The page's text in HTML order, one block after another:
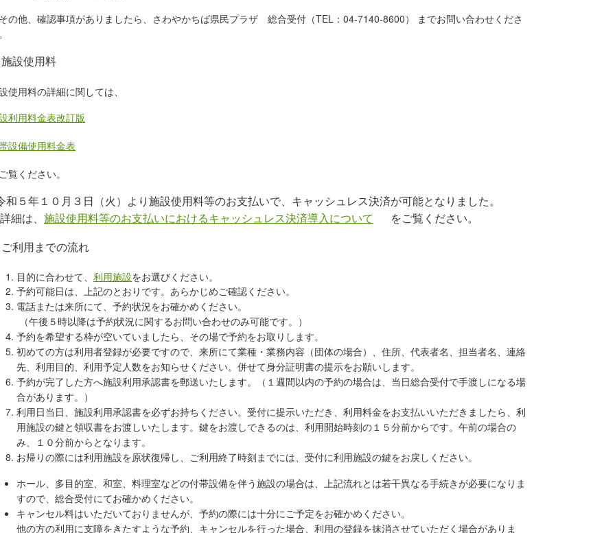
他、確認事項がありましたら、さわやかちば県民プラザ 総合受付（TEL：04-7140-8600） までお問い合わせくださ
施設使用料
使用料の詳細に関しては、
利用料金表改訂版
設備使用料金表
覧ください。
和５年１０月３日（火）より施設使用料等のお支払いで、キャッシュレス決済が可能となりました。
は、 施設使用料等のお支払いにおけるキャッシュレス決済導入について
をご覧ください。
ご利用までの流れ
目的に合わせて、 利用施設をお選びください。
予約可能日は、上記のとおりです。あらかじめご確認ください。
電話または来所にて、予約状況をお確かめください。
（午後５時以降は予約状況に関するお問い合わせのみ可能です。）
予約を希望する枠が空いていましたら、その場で予約をお取りします。
初めての方は利用者登録が必要ですので、来所にて業種・業務内容（団体の場合）、 住所、代表者名、担当者名、連絡
先、利用目的、利用予定人数をお知らせください。併せて身分証明書の提示をお願いします。
予約が完了した方へ施設利用承認書を郵送いたします。（１週間以内の予約の場合は、当日総合受付で手渡しになる場
合があります。）
利用日当日、 施設利用承認書を必ずお持ちください。 受付に提示いただき、利用料金をお支払いいただきましたら、利
用施設の鍵と領収書をお渡しいたします。鍵をお渡しできるのは、利用開始時刻の１５分前からです。午前の場合の
み、
１０分前からとなります。
お帰りの際には利用施設を原状復帰し、 ご利用終了時刻までには、受付に利用施設の鍵をお戻しください。
ホール、多目的室、和室、料理室などの付帯設備を伴う施設の場合は、上記流れとは若干異なる手続きが必要になりま
すので、総合受付にてお確かめください。
キャンセル料はいただいておりませんが、予約の際には十分にご予定をお確かめください。
他の方の利用に支障をきたすような予約、キャンセルを行った場合、利用の登録を抹消させていただく場合がありま